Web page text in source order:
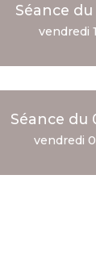
Séance
vendredi
Séance du
vendredi